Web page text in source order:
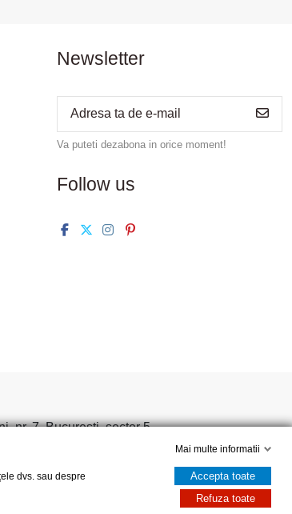
Newsletter
Va puteti dezabona in orice moment!
Follow us
nr. 7, Bucuresti, sector 5.
dvs. sau despre
Mai multe informatii
Accepta toate
Refuza toate